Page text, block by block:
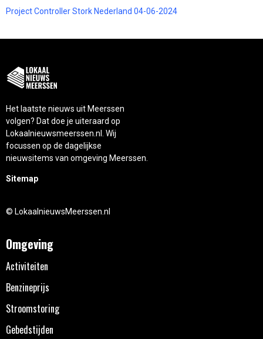
Project Controller Stork Nederland 04-06-2024
Het laatste nieuws uit Meerssen
volgen? Dat doe je uiteraard op
Lokaalnieuwsmeerssen.nl. Wij
focussen op de dagelijkse
nieuwsitems van omgeving Meerssen.
Sitemap
© LokaalnieuwsMeerssen.nl
Omgeving
Activiteiten
Benzineprijs
Stroomstoring
Gebedstijden